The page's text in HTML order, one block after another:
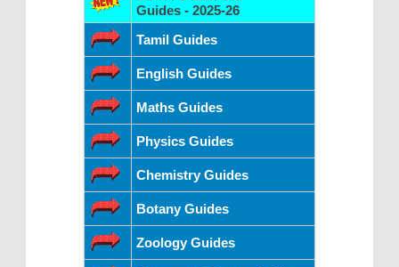
Guides - 2025-26
Tamil Guides
English Guides
Maths Guides
Physics Guides
Chemistry Guides
Botany Guides
Zoology Guides